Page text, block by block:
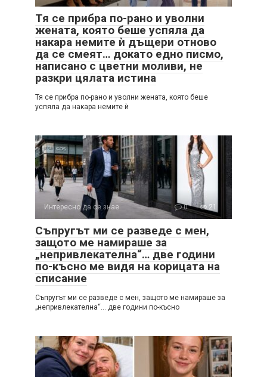
Тя се прибра по-рано и уволни
жената, която беше успяла да
накара немите ѝ дъщери отново
да се смеят… докато едно писмо,
написано с цветни моливи, не
разкри цялата истина
Тя се прибра по-рано и уволни жената, която беше
успяла да накара немите ѝ
Интересно да се знае 0 21
Съпругът ми се разведе с мен,
защото ме намираше за
„непривлекателна“… две години
по-късно ме видя на корицата на
списание
Съпругът ми се разведе с мен, защото ме намираше за
„непривлекателна“… две години по-късно